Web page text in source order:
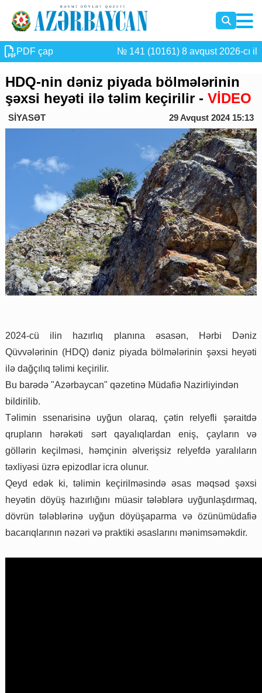
PDF çap № 141 (10161) 8 avqust 2026-cı il
HDQ-nin dəniz piyada bölmələrinin
şəxsi heyəti ilə təlim keçirilir - VİDEO
SİYASƏT 29 Avqust 2024 15:13
2024-cü ilin hazırlıq planına əsasən, Hərbi Dəniz
Qüvvələrinin (HDQ) dəniz piyada bölmələrinin şəxsi heyəti
ilə dağçılıq təlimi keçirilir.
Bu barədə "Azərbaycan" qəzetinə Müdafiə Nazirliyindən
bildirilib.
Təlimin ssenarisinə uyğun olaraq, çətin relyefli şəraitdə
qrupların hərəkəti sərt qayalıqlardan eniş, çayların və
göllərin keçilməsi, həmçinin əlverişsiz relyefdə yaralıların
təxliyəsi üzrə epizodlar icra olunur.
Qeyd edək ki, təlimin keçirilməsində əsas məqsəd şəxsi
heyətin döyüş hazırlığını müasir tələblərə uyğunlaşdırmaq,
dövrün tələblərinə uyğun döyüşaparma və özünümüdafiə
bacarıqlarının nəzəri və praktiki əsaslarını mənimsəməkdir.